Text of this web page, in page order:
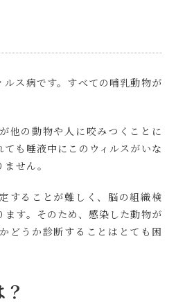
ス病です。すべての哺乳動物が
他の動物や人に咬みつくことに
ても唾液中にこのウィルスがいな
せん。
することが難しく、脳の組織検
す。そのため、感染した動物が
どうか診断することはとても困